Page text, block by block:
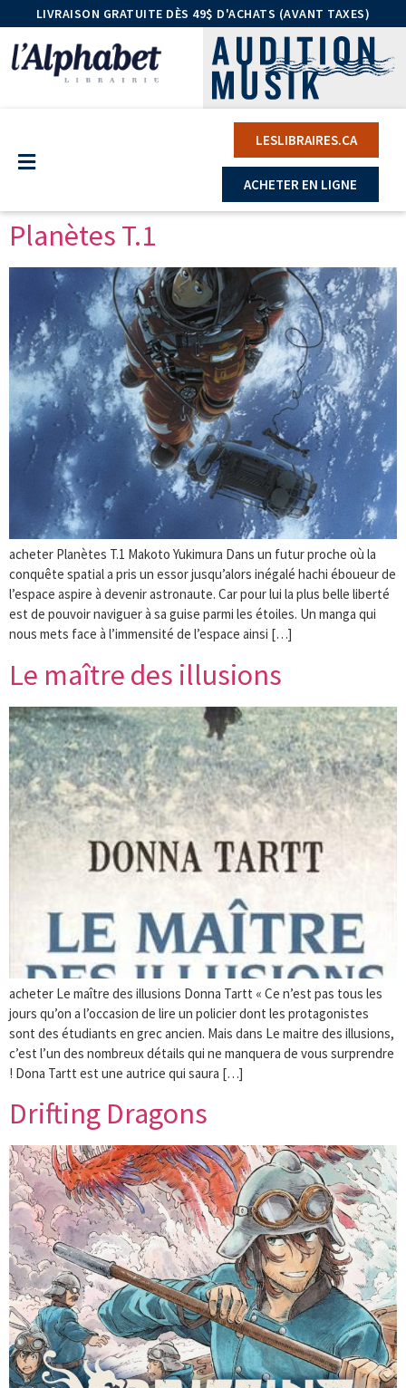
LIVRAISON GRATUITE DÈS 49$ D'ACHATS (AVANT TAXES)
LESLIBRAIRES.CA
ACHETER EN LIGNE
Planètes T.1
acheter Planètes T.1 Makoto Yukimura Dans un futur proche où la
conquête spatial a pris un essor jusqu’alors inégalé hachi éboueur de
l’espace aspire à devenir astronaute. Car pour lui la plus belle liberté
est de pouvoir naviguer à sa guise parmi les étoiles. Un manga qui
nous mets face à l’immensité de l’espace ainsi […]
Le maître des illusions
acheter Le maître des illusions Donna Tartt « Ce n’est pas tous les
jours qu’on a l’occasion de lire un policier dont les protagonistes
sont des étudiants en grec ancien. Mais dans Le maitre des illusions,
c’est l’un des nombreux détails qui ne manquera de vous surprendre
! Dona Tartt est une autrice qui saura […]
Drifting Dragons